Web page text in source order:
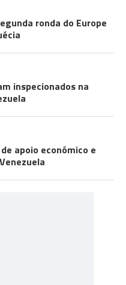
ronda do Europe
inspecionados na
apoio económico e